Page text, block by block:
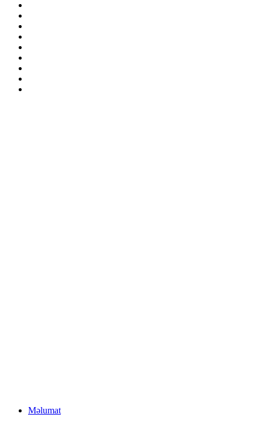
Məlumat